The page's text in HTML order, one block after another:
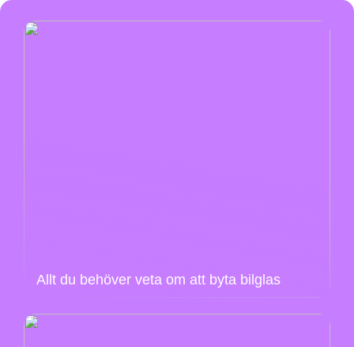
Allt du behöver veta om att byta bilglas